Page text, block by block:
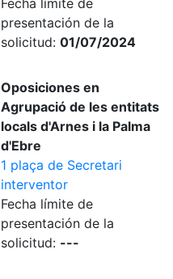
Fecha límite de
presentación de la
solicitud: 01/07/2024
Oposiciones en
Agrupació de les entitats
locals d'Arnes i la Palma
d'Ebre
1 plaça de Secretari
interventor
Fecha límite de
presentación de la
solicitud: ---